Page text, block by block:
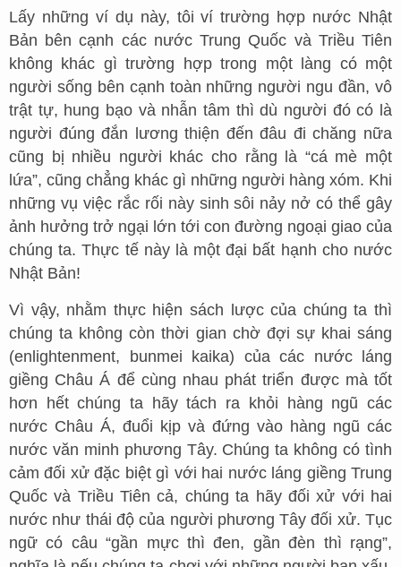
Lấy những ví dụ này, tôi ví trường hợp nước Nhật
Bản bên cạnh các nước Trung Quốc và Triều Tiên
không khác gì trường hợp trong một làng có một
người sống bên cạnh toàn những người ngu đần, vô
trật tự, hung bạo và nhẫn tâm thì dù người đó có là
người đúng đắn lương thiện đến đâu đi chăng nữa
cũng bị nhiều người khác cho rằng là “cá mè một
lứa”, cũng chẳng khác gì những người hàng xóm. Khi
những vụ việc rắc rối này sinh sôi nảy nở có thể gây
ảnh hưởng trở ngại lớn tới con đường ngoại giao của
chúng ta. Thực tế này là một đại bất hạnh cho nước
Nhật Bản!
Vì vậy, nhằm thực hiện sách lược của chúng ta thì
chúng ta không còn thời gian chờ đợi sự khai sáng
(enlightenment, bunmei kaika) của các nước láng
giềng Châu Á để cùng nhau phát triển được mà tốt
hơn hết chúng ta hãy tách ra khỏi hàng ngũ các
nước Châu Á, đuổi kịp và đứng vào hàng ngũ các
nước văn minh phương Tây. Chúng ta không có tình
cảm đối xử đặc biệt gì với hai nước láng giềng Trung
Quốc và Triều Tiên cả, chúng ta hãy đối xử với hai
nước như thái độ của người phương Tây đối xử. Tục
ngữ có câu “gần mực thì đen, gần đèn thì rạng”,